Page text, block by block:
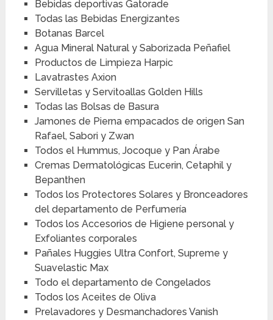
Bebidas deportivas Gatorade
Todas las Bebidas Energizantes
Botanas Barcel
Agua Mineral Natural y Saborizada Peñafiel
Productos de Limpieza Harpic
Lavatrastes Axion
Servilletas y Servitoallas Golden Hills
Todas las Bolsas de Basura
Jamones de Pierna empacados de origen San
Rafael, Sabori y Zwan
Todos el Hummus, Jocoque y Pan Árabe
Cremas Dermatológicas Eucerin, Cetaphil y
Bepanthen
Todos los Protectores Solares y Bronceadores
del departamento de Perfumería
Todos los Accesorios de Higiene personal y
Exfoliantes corporales
Pañales Huggies Ultra Confort, Supreme y
Suavelastic Max
Todo el departamento de Congelados
Todos los Aceites de Oliva
Prelavadores y Desmanchadores Vanish